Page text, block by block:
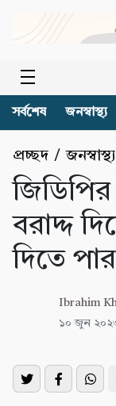
সর্বশেষ জনস্বাস্থ্য
প্রচ্ছদ /জনস্বাস্থ্য
জিডিপির
বরাদ্দ
দিতে
Ibrahim
১০ জুন